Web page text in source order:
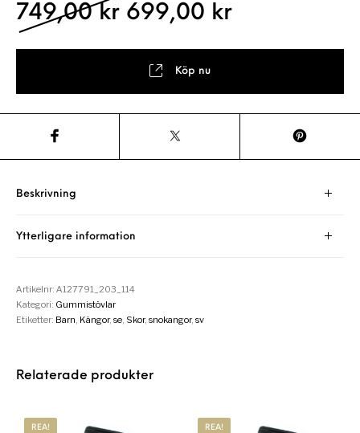
749,00kr Det ursprungliga
699,00 krDet
Köp nu
Beskrivning
Ytterligare information
Artikelnr:A127791_203_114
Kategori: Gummistövlar
Etiketter: Barn Kängor,se Skor,snokangor,sv
Relaterade produkter
REA! REA!